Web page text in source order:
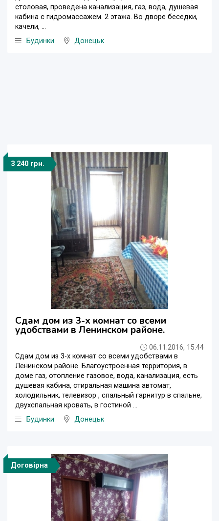
столовая, проведена канализация, газ, вода, душевая
кабина с гидромассажем. 2 этажа. Во дворе беседки,
качели, ...
Будинки
Донецьк
3 240 грн.
Сдам дом из 3-х комнат со всеми
удобствами в Ленинском районе.
06.11.2016, 15:44
Сдам дом из 3-х комнат со всеми удобствами в
Ленинском районе. Благоустроенная территория, в
доме газ, отопление газовое, вода, канализация, есть
душевая кабина, стиральная машина автомат,
холодильник, телевизор , спальный гарнитур в спальне,
двухспальная кровать, в гостиной ...
Будинки
Донецьк
Договірна